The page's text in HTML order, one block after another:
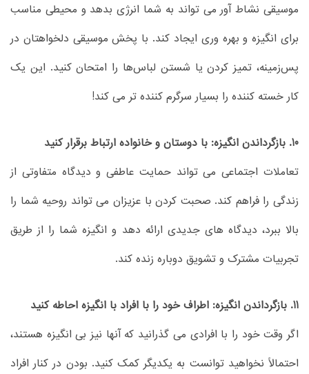
موسیقی نشاط آور می تواند به شما انرژی بدهد و محیطی مناسب
برای انگیزه و بهره وری ایجاد کند. با پخش موسیقی دلخواهتان در
پس‌زمینه، تمیز کردن یا شستن لباس‌ها را امتحان کنید. این یک
کار خسته کننده را بسیار سرگرم کننده تر می کند!
10. بازگرداندن انگیزه: با دوستان و خانواده ارتباط برقرار کنید
تعاملات اجتماعی می تواند حمایت عاطفی و دیدگاه متفاوتی از
زندگی را فراهم کند. صحبت کردن با عزیزان می تواند روحیه شما را
بالا ببرد، دیدگاه های جدیدی ارائه دهد و انگیزه شما را از طریق
تجربیات مشترک و تشویق دوباره زنده کند.
11. بازگرداندن انگیزه: اطراف خود را با افراد با انگیزه احاطه کنید
اگر وقت خود را با افرادی می گذرانید که آنها نیز بی انگیزه هستند،
احتمالاً نخواهید توانست به یکدیگر کمک کنید. بودن در کنار افراد